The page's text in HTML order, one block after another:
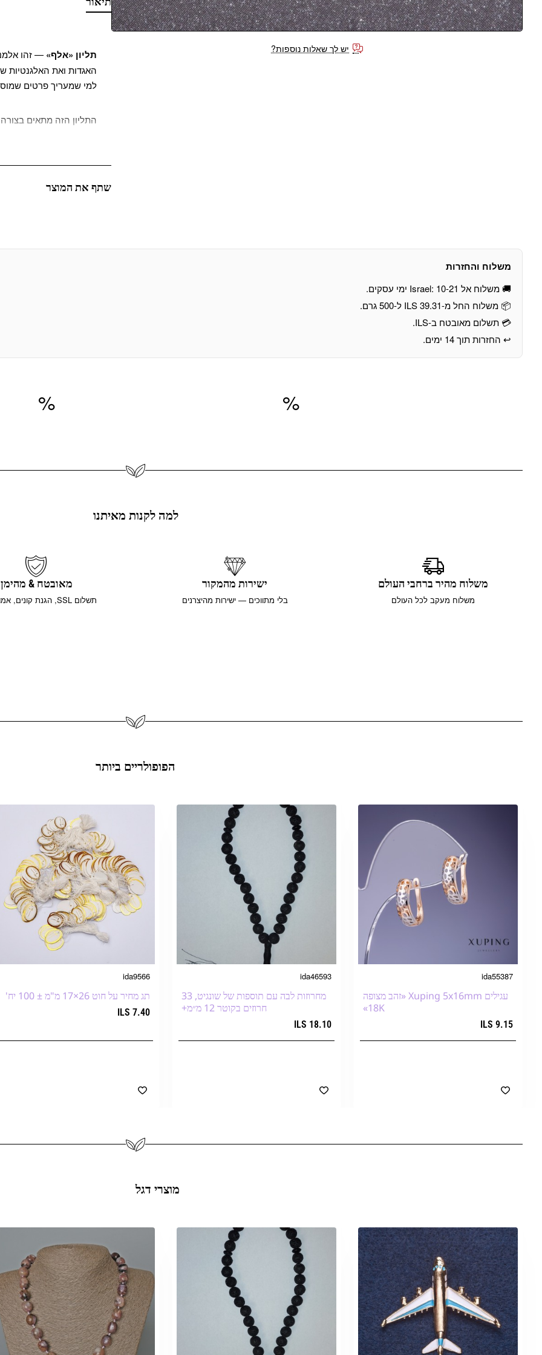
יש לך שאלות נוספות?
שתף את המוצר
תליון «אלף» — זהו
למי שמעריך פרטים
התליון הזה מתאים
ואפילו אלמנטים
האוניברסלי, קל לשלב
יש אופי ואווירה משלו.
משלוח והחזרות
🚚 משלוח אל Israel: 10-21 ימי עסקים.
📦 משלוח החל מ-39.31 ILS ל-500 גרם.
💳 תשלום מאובטח ב-ILS.
↩️ החזרות תוך 14 ימים.
%
%
למה לקנות מאיתנו
משלוח מהיר ברחבי העולם
משלוח מעקב לכל העולם
ישירות מהמקור
בלי מתווכים — ישירות מהיצרנים
מאובטח & מהימן
תשלום SSL, הגנת קונים, אמון עולמי
הפופולריים ביותר
ida55387
עגילים Xuping 5x16mm «זהב מצופה
18K»
9.15 ILS
ida46593
מחרוזות לבה עם תוספות של שונגיט, 33
חרוזים בקוטר 12 מ״מ+
18.10 ILS
ida9566
תג מחיר על חוט 26×17 מ"מ ± 100 יח'
7.40 ILS
מוצרי דגל